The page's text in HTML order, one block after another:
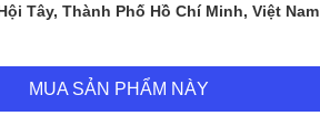
Tây, Thành Phố Hồ Chí Minh, Việt Nam
MUA SẢN PHẨM NÀY